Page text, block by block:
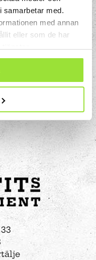
samarbetar med.
med annan
eller som de har